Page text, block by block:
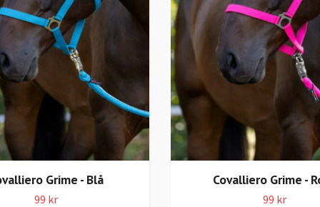
Grime - Blå
99 kr
Covalliero Grime -
99 kr